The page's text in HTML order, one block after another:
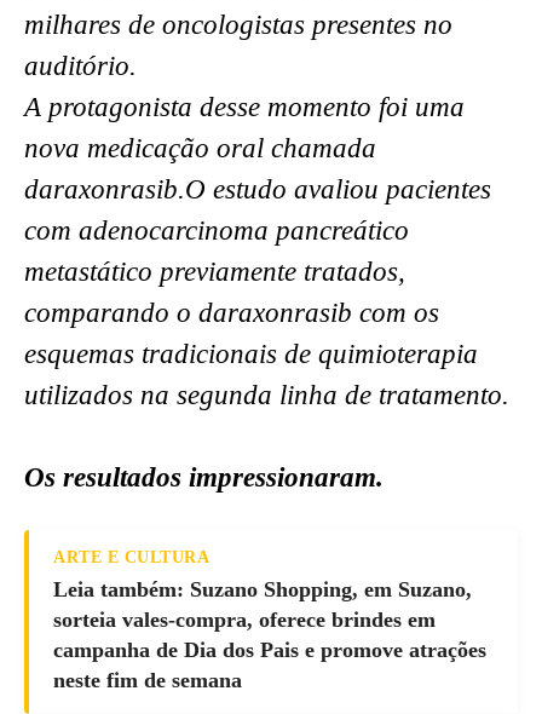
milhares de oncologistas presentes no
auditório.
A protagonista desse momento foi uma
nova medicação oral chamada
daraxonrasib.O estudo avaliou pacientes
com adenocarcinoma pancreático
metastático previamente tratados,
comparando o daraxonrasib com os
esquemas tradicionais de quimioterapia
utilizados na segunda linha de tratamento.
Os resultados impressionaram.
ARTE E CULTURA
Leia também: Suzano Shopping, em Suzano,
sorteia vales-compra, oferece brindes em
campanha de Dia dos Pais e promove atrações
neste fim de semana